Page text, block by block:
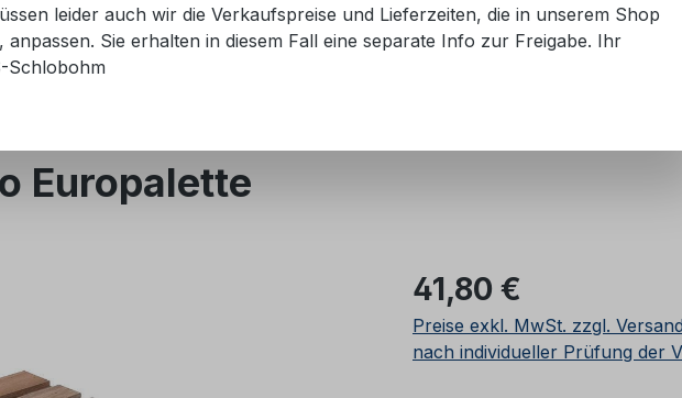
Container Schulungsmaterial Hebetechnik ADR-Ausrüstung
Europalette
Regulärer Preis:
41,80 €
Preise exkl. MwSt. zzgl.
nach individueller Prüfung der
leider auch wir die Verkaufspreise und Lieferzeiten, die in unserem Shop
anpassen. Sie erhalten in diesem Fall eine separate Info zur Freigabe. Ihr
Schlobohm